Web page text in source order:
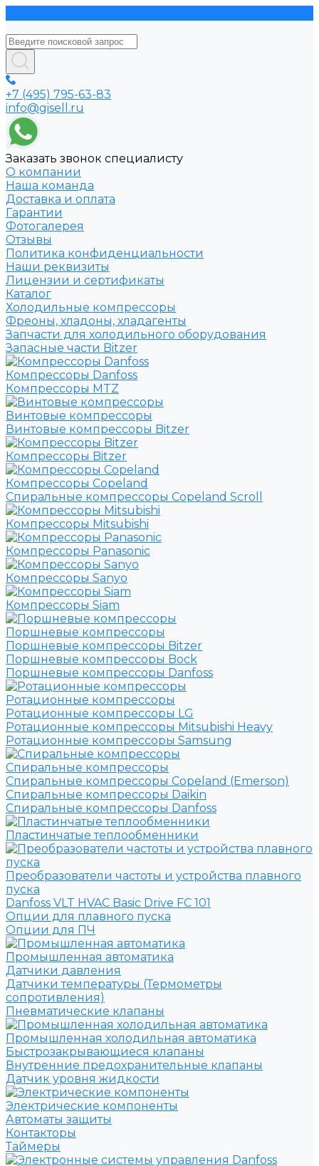
+7 (495) 795-63-83
info@gisell.ru
Заказать звонок специалисту
О компании
Наша команда
Доставка и оплата
Гарантии
Фотогалерея
Отзывы
Политика конфиденциальности
Наши реквизиты
Лицензии и сертификаты
Каталог
Холодильные компрессоры
Фреоны, хладоны, хладагенты
Запчасти для холодильного оборудования
Запасные части Bitzer
Компрессоры Danfoss
Компрессоры MTZ
Винтовые компрессоры
Винтовые компрессоры Bitzer
Компрессоры Bitzer
Компрессоры Copeland
Спиральные компрессоры Copeland Scroll
Компрессоры Mitsubishi
Компрессоры Panasonic
Компрессоры Sanyo
Компрессоры Siam
Поршневые компрессоры
Поршневые компрессоры Bitzer
Поршневые компрессоры Bock
Поршневые компрессоры Danfoss
Ротационные компрессоры
Ротационные компрессоры LG
Ротационные компрессоры Mitsubishi Heavy
Ротационные компрессоры Samsung
Спиральные компрессоры
Спиральные компрессоры Copeland (Emerson)
Спиральные компрессоры Daikin
Спиральные компрессоры Danfoss
Пластинчатые теплообменники
Преобразователи частоты и устройства плавного
пуска
Danfoss VLT HVAC Basic Drive FC 101
Опции для плавного пуска
Опции для ПЧ
Промышленная автоматика
Датчики давления
Датчики температуры (Термометры
сопротивления)
Пневматические клапаны
Промышленная холодильная автоматика
Быстрозакрывающиеся клапаны
Внутренние предохранительные клапаны
Датчик уровня жидкости
Электрические компоненты
Автоматы защиты
Контакторы
Таймеры